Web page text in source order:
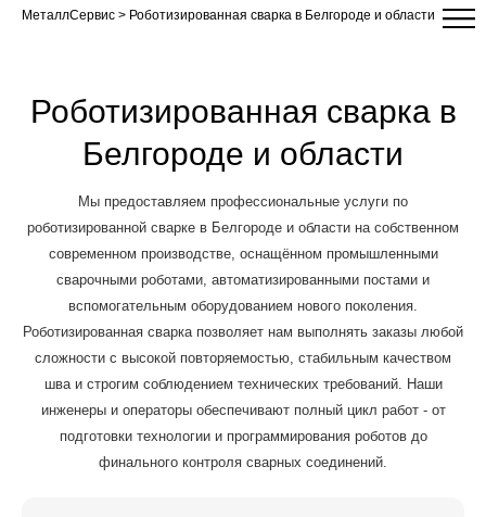
МеталлСервис > Роботизированная сварка в Белгороде и области
Роботизированная сварка в
Белгороде и области
Мы предоставляем профессиональные услуги по
роботизированной сварке в Белгороде и области на собственном
современном производстве, оснащённом промышленными
сварочными роботами, автоматизированными постами и
вспомогательным оборудованием нового поколения.
Роботизированная сварка позволяет нам выполнять заказы любой
сложности с высокой повторяемостью, стабильным качеством
шва и строгим соблюдением технических требований. Наши
инженеры и операторы обеспечивают полный цикл работ - от
подготовки технологии и программирования роботов до
финального контроля сварных соединений.